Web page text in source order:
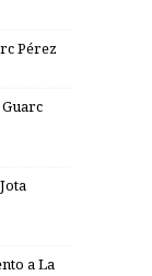
Pérez
Guarc
a La